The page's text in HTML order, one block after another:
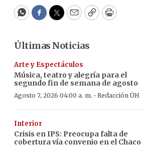
WhatsApp
Facebook
Twitter
EmailCopyPrint
Últimas Noticias
Arte y Espectáculos
Música, teatro y alegría para el
segundo fin de semana de agosto
Agosto 7, 2026 04:00 a. m. · Redacción ÚH
Interior
Crisis en IPS: Preocupa falta de
cobertura vía convenio en el Chaco